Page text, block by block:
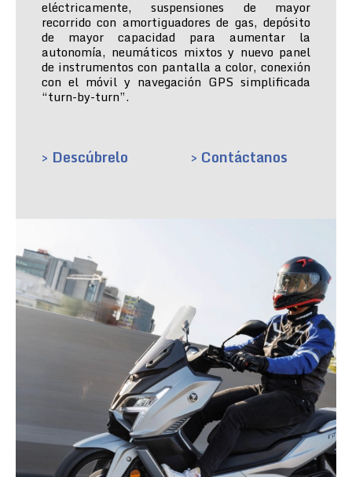
eléctricamente, suspensiones de mayor
recorrido con amortiguadores de gas, depósito
de mayor capacidad para aumentar la
autonomía, neumáticos mixtos y nuevo panel
de instrumentos con pantalla a color, conexión
con el móvil y navegación GPS simplificada
“turn-by-turn”.
> Descúbrelo > Contáctanos